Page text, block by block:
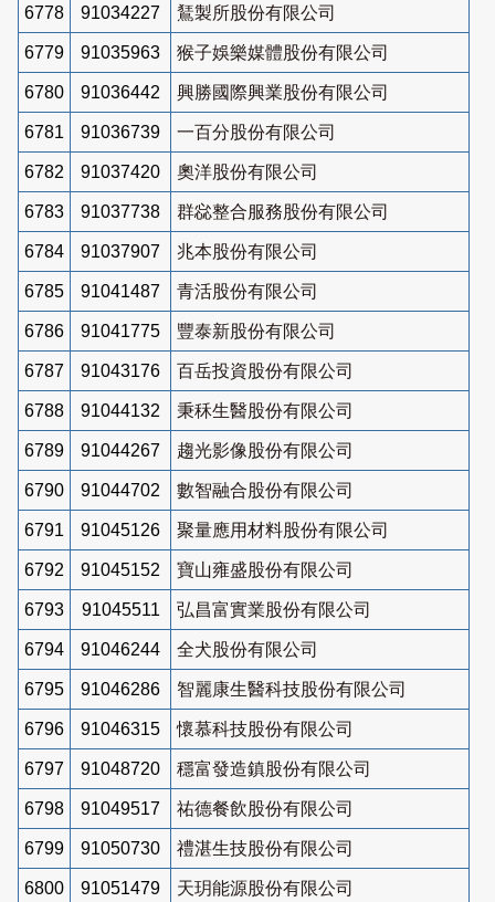
6778 91034227 鵟製所股份有限公司
6779 91035963 猴子娛樂媒體股份有限公司
6780 91036442 興勝國際興業股份有限公司
6781 91036739 一百分股份有限公司
6782 91037420 奧洋股份有限公司
6783 91037738 群惢整合服務股份有限公司
6784 91037907 兆本股份有限公司
6785 91041487 青活股份有限公司
6786 91041775 豐泰新股份有限公司
6787 91043176 百岳投資股份有限公司
6788 91044132 秉秝生醫股份有限公司
6789 91044267 趨光影像股份有限公司
6790 91044702 數智融合股份有限公司
6791 91045126 聚量應用材料股份有限公司
6792 91045152 寶山雍盛股份有限公司
6793 91045511 弘昌富實業股份有限公司
6794 91046244 全犬股份有限公司
6795 91046286 智麗康生醫科技股份有限公司
6796 91046315 懷慕科技股份有限公司
6797 91048720 穩富發造鎮股份有限公司
6798 91049517 祐德餐飲股份有限公司
6799 91050730 禮湛生技股份有限公司
6800 91051479
天玥能源股份有限公司